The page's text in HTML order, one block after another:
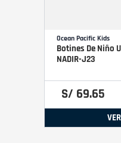
Ocean Pacific Kids
Botines De Niño
NADIR-J23
S/ 69.65